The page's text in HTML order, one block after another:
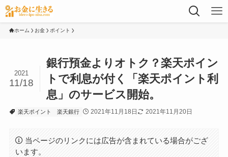
ホーム お金 ポイント
銀行預金よりオトク？楽天ポイン
トで利息が付く「楽天ポイント利
息」のサービス開始。
2021
11/18
楽天ポイント 楽天銀行 2021年11月18日 2021年11月20日
当ページのリンクには広告が含まれている場合がござ
います。